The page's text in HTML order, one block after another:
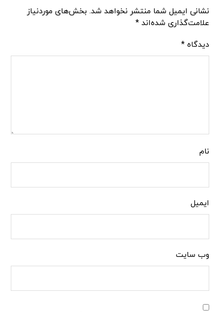
نشانی ایمیل شما منتشر نخواهد شد. بخش‌های موردنیاز
علامت‌گذاری شده‌اند*
دیدگاه*
نام
ایمیل
وب‌ سایت